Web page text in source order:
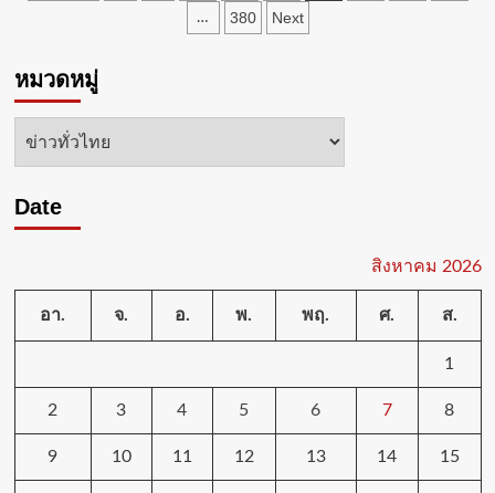
เสพ
ติด
… 380 Next
หมวดหมู่
Date
สิงหาคม 2026
อา. จ. อ. พ. พฤ. ศ. ส.
1
2 3 4 5 6 7 8
9 10 11 12 13 14 15